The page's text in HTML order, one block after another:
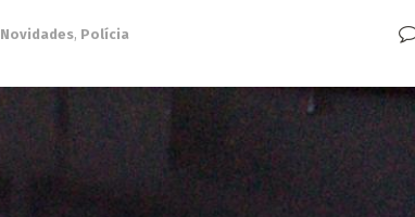
Novidades, Polícia